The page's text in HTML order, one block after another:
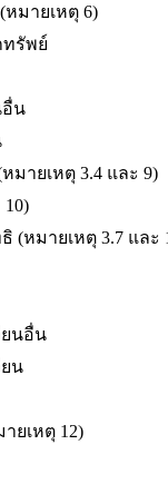
มายเหตุ 6)
รัพย์
อื่น
มายเหตุ 3.4 และ 9)
10)
(หมายเหตุ 3.7 และ
นอื่น
น
ยเหตุ 12)